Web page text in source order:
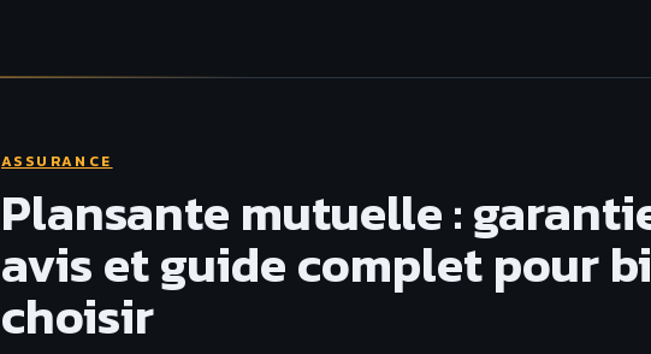
ASSURANCE
Plansante mutuelle :
avis et guide complet pour
choisir